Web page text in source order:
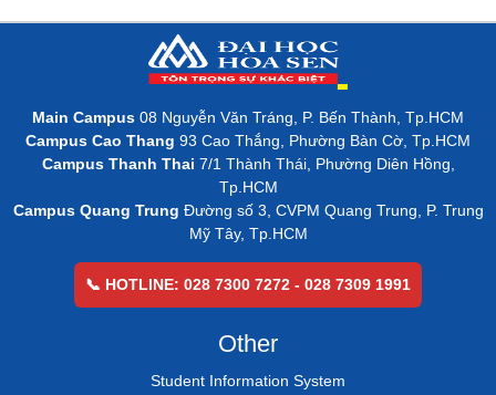
Main Campus 08 Nguyễn Văn Tráng, P. Bến Thành, Tp.HCM
Campus Cao Thang 93 Cao Thắng, Phường Bàn Cờ, Tp.HCM
Campus Thanh Thai 7/1 Thành Thái, Phường Diên Hồng,
Tp.HCM
Campus Quang Trung Đường số 3, CVPM Quang Trung, P. Trung
Mỹ Tây, Tp.HCM
📞 HOTLINE: 028 7300 7272 - 028 7309 1991
Other
Student Information System